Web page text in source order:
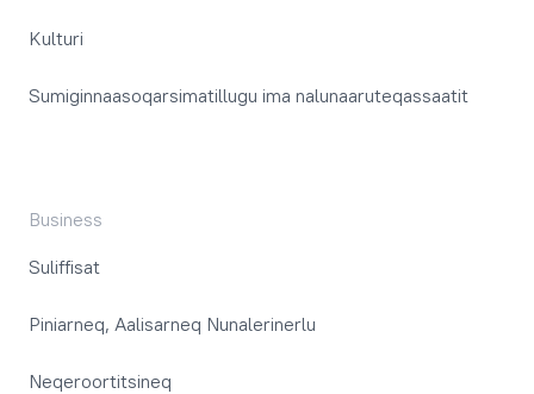
Kulturi
Sumiginnaasoqarsimatillugu ima nalunaaruteqassaatit
Business
Suliffisat
Piniarneq, Aalisarneq Nunalerinerlu
Neqeroortitsineq